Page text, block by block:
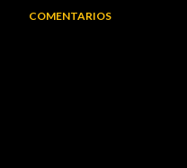
COMENTARIOS